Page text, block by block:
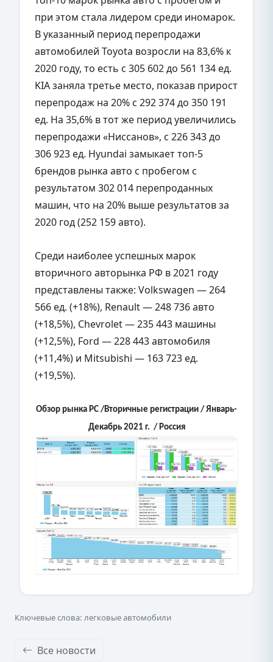
при этом стала лидером среди иномарок.
В указанный период перепродажи
автомобилей Toyota возросли на 83,6% к
2020 году, то есть с 305 602 до 561 134 ед.
KIA заняла третье место, показав прирост
перепродаж на 20% с 292 374 до 350 191
ед. На 35,6% в тот же период увеличились
перепродажи «Ниссанов», с 226 343 до
306 923 ед. Hyundai замыкает топ-5
брендов рынка авто с пробегом с
результатом 302 014 перепроданных
машин, что на 20% выше результатов за
2020 год (252 159 авто).
Среди наиболее успешных марок
вторичного авторынка РФ в 2021 году
представлены также: Volkswagen — 264
566 ед. (+18%), Renault — 248 736 авто
(+18,5%), Chevrolet — 235 443 машины
(+12,5%), Ford — 228 443 автомобиля
(+11,4%) и Mitsubishi — 163 723 ед.
(+19,5%).
Обзор рынка РС /Вторичные регистрации / Январь-
Декабрь 2021 г. / Россия
Ключевые слова: легковые автомобили
Все новости